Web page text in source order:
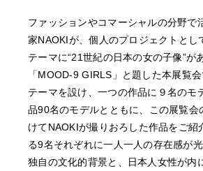
ファッションやコマーシャルの分野で
家NAOKIが、個人のプロジェクトとし
テーマに“21世紀の日本の女の子像”が
「MOOD‐9 GIRLS」と題した本展覧
テーマを設け、一つの作品に９名のモ
品90名のモデルとともに、この展覧会
けてNAOKIが撮りおろした作品をご紹
る9名それぞれに一人一人の存在感が
独自の文化的背景と、日本人女性が内